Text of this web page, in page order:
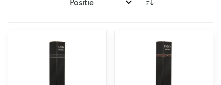
Sorteer op: